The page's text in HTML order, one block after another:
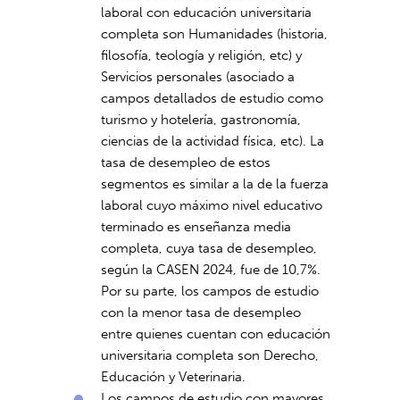
laboral con educación universitaria
completa son Humanidades (historia,
filosofía, teología y religión, etc) y
Servicios personales (asociado a
campos detallados de estudio como
turismo y hotelería, gastronomía,
ciencias de la actividad física, etc). La
tasa de desempleo de estos
segmentos es similar a la de la fuerza
laboral cuyo máximo nivel educativo
terminado es enseñanza media
completa, cuya tasa de desempleo,
según la CASEN 2024, fue de 10,7%.
Por su parte, los campos de estudio
con la menor tasa de desempleo
entre quienes cuentan con educación
universitaria completa son Derecho,
Educación y Veterinaria.